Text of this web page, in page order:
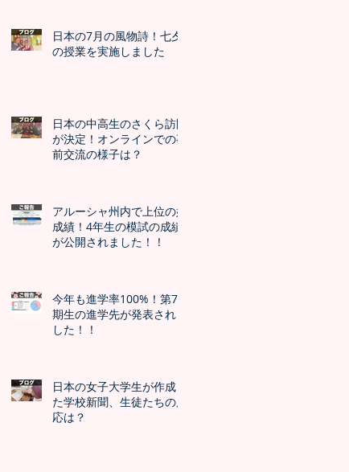
日本の7月の風物詩！七夕
の授業を実施しました
日本の中高生のさくら訪問
が決定！オンラインでの事
前交流の様子は？
アルーシャ州内で上位の好
成績！4年生の模試の成績
が公開されました！！
今年も進学率100%！第7
期生の進学先が発表されま
した！！
日本の女子大学生が作成し
た学校新聞、生徒たちの反
応は？